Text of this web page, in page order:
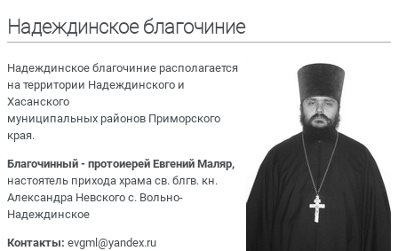
Надеждинское благочиние
Надеждинское благочиние располагается
на территории Надеждинского и
Хасанского
муниципальных районов Приморского
края.
Благочинный - протоиерей Евгений Маляр,
настоятель прихода храма св. блгв. кн.
Александра Невского с. Вольно-
Надеждинское
Контакты: evgml@yandex.ru